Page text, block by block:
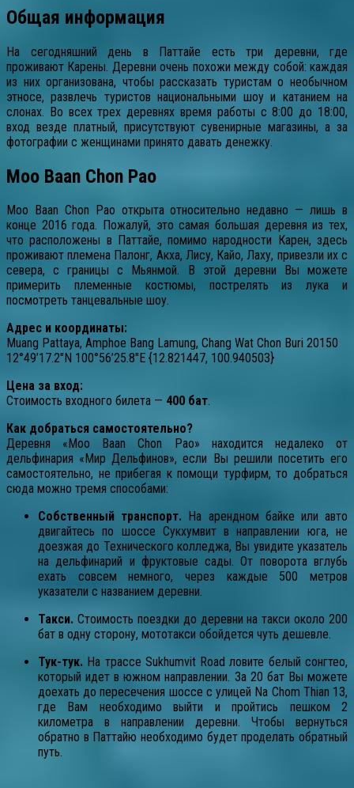
Общая информация
На сегодняшний день в Паттайе есть три деревни, где
проживают Карены. Деревни очень похожи между собой: каждая
из них организована, чтобы рассказать туристам о необычном
этносе, развлечь туристов национальными шоу и катанием на
слонах. Во всех трех деревнях время работы с 8:00 до 18:00,
вход везде платный, присутствуют сувенирные магазины, а за
фотографии с женщинами принято давать денежку.
Moo Baan Chon Pao
Moo Baan Chon Pao открыта относительно недавно — лишь в
конце 2016 года. Пожалуй, это самая большая деревня из тех,
что расположены в Паттайе, помимо народности Карен, здесь
проживают племена Палонг, Акха, Лису, Кайо, Лаху, привезли их с
севера, с границы с Мьянмой. В этой деревни Вы можете
примерить племенные костюмы, пострелять из лука и
посмотреть танцевальные шоу.
Адрес и координаты:
Muang Pattaya, Amphoe Bang Lamung, Chang Wat Chon Buri 20150
12°49’17.2″N 100°56’25.8″E {12.821447, 100.940503}
Цена за вход:
Стоимость входного билета — 400 бат.
Как добраться самостоятельно?
Деревня «Moo Baan Chon Pao» находится недалеко от
дельфинария «Мир Дельфинов», если Вы решили посетить его
самостоятельно, не прибегая к помощи турфирм, то добраться
сюда можно тремя способами:
Собственный транспорт. На арендном байке или авто
двигайтесь по шоссе Сукхумвит в направлении юга, не
доезжая до Технического колледжа, Вы увидите указатель
на дельфинарий и фруктовые сады. От поворота вглубь
ехать совсем немного, через каждые 500 метров
указатели с названием деревни.
Такси. Стоимость поездки до деревни на такси около 200
бат в одну сторону, мототакси обойдется чуть дешевле.
Тук-тук. На трассе Sukhumvit Road ловите белый сонгтео,
который идет в южном направлении. За 20 бат Вы можете
доехать до пересечения шоссе с улицей Na Chom Thian 13,
где Вам необходимо выйти и пройтись пешком 2
километра в направлении деревни. Чтобы вернуться
обратно в Паттайю необходимо будет проделать обратный
путь.